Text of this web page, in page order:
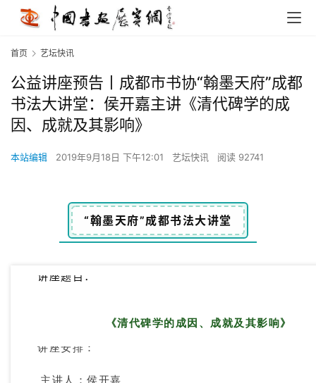
首页 艺坛快讯
公益讲座预告丨成都市书协“翰墨天府”成都
书法大讲堂：侯开嘉主讲《清代碑学的成
因、成就及其影响》
本站编辑 2019年9月18日 下午12:01 艺坛快讯 阅读 92741
“翰墨天府”成都书法大讲堂
讲座题目：
《清代碑学的成因、成就及其影响》
讲座安排：
主讲人 ：侯开嘉